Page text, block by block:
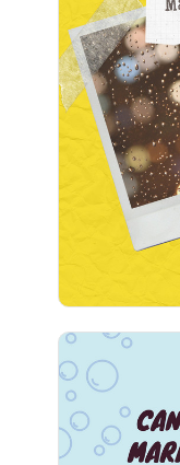
Chuva
com